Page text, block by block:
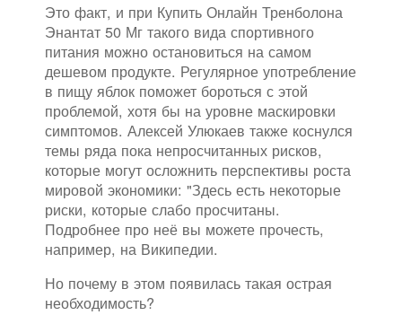
Это факт, и при Купить Онлайн Тренболона
Энантат 50 Мг такого вида спортивного
питания можно остановиться на самом
дешевом продукте. Регулярное употребление
в пищу яблок поможет бороться с этой
проблемой, хотя бы на уровне маскировки
симптомов. Алексей Улюкаев также коснулся
темы ряда пока непросчитанных рисков,
которые могут осложнить перспективы роста
мировой экономики: "Здесь есть некоторые
риски, которые слабо просчитаны.
Подробнее про неё вы можете прочесть,
например, на Википедии.
Но почему в этом появилась такая острая
необходимость?